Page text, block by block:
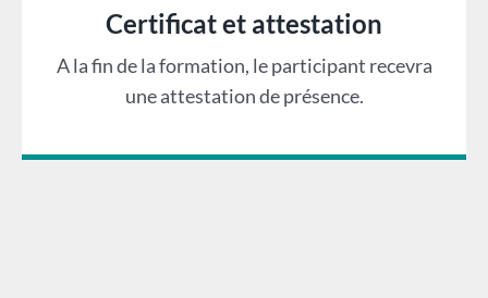
Certificat et attestation
A la fin de la formation, le participant recevra
une attestation de présence.